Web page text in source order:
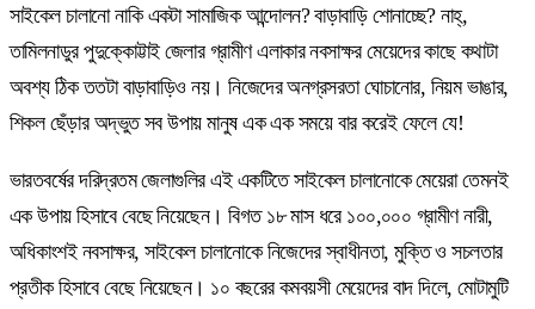
সাইকেল চালানো নাকি একটা সামাজিক আন্দোলন? বাড়াবাড়ি শোনাচ্ছে? নাহ্‌,
তামিলনাডুর পুদুক্কোট্টাই জেলার গ্রামীণ এলাকার নবসাক্ষর মেয়েদের কাছে কথাটা
অবশ্য ঠিক ততটা বাড়াবাড়িও নয়। নিজেদের অনগ্রসরতা ঘোচানোর, নিয়ম ভাঙার,
শিকল ছেঁড়ার অদ্ভুত সব উপায় মানুষ এক এক সময়ে বার করেই ফেলে যে!
ভারতবর্ষের দরিদ্রতম জেলাগুলির এই একটিতে সাইকেল চালানোকে মেয়েরা তেমনই
এক উপায় হিসাবে বেছে নিয়েছেন। বিগত ১৮ মাস ধরে ১০০,০০০ গ্রামীণ নারী,
অধিকাংশই নবসাক্ষর, সাইকেল চালানোকে নিজেদের স্বাধীনতা, মুক্তি ও সচলতার
প্রতীক হিসাবে বেছে নিয়েছেন। ১০ বছরের কমবয়সী মেয়েদের বাদ দিলে, মোটামুটি